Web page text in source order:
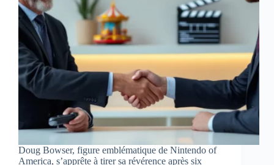
Doug Bowser, figure emblématique de Nintendo of
America, s’apprête à tirer sa révérence après six